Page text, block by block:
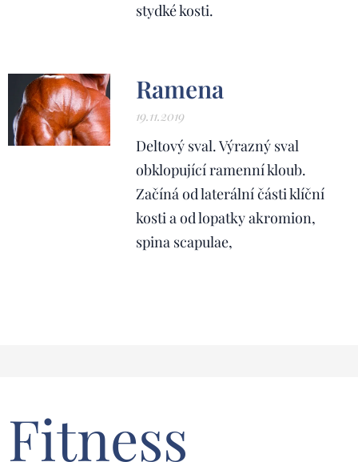
stydké kosti.
Ramena
19.11.2019
Deltový sval. Výrazný sval
obklopující ramenní kloub.
Začíná od laterální části klíční
kosti a od lopatky akromion,
spina scapulae,
Fitness